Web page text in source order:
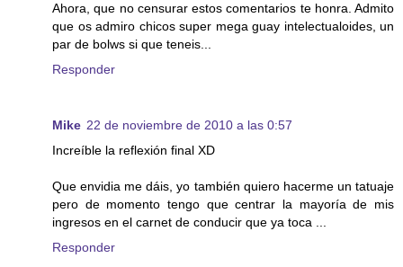
Ahora, que no censurar estos comentarios te honra. Admito
que os admiro chicos super mega guay intelectualoides, un
par de bolws si que teneis...
Responder
Mike 22 de noviembre de 2010 a las 0:57
Increíble la reflexión final XD
Que envidia me dáis, yo también quiero hacerme un tatuaje
pero de momento tengo que centrar la mayoría de mis
ingresos en el carnet de conducir que ya toca ...
Responder